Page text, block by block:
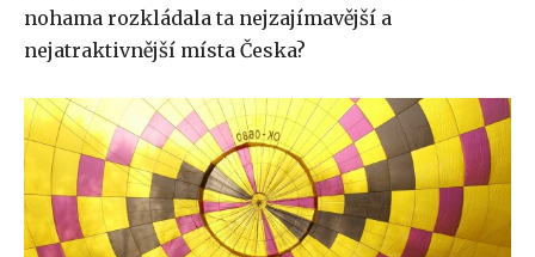
nohama rozkládala ta nejzajímavější a
nejatraktivnější místa Česka?